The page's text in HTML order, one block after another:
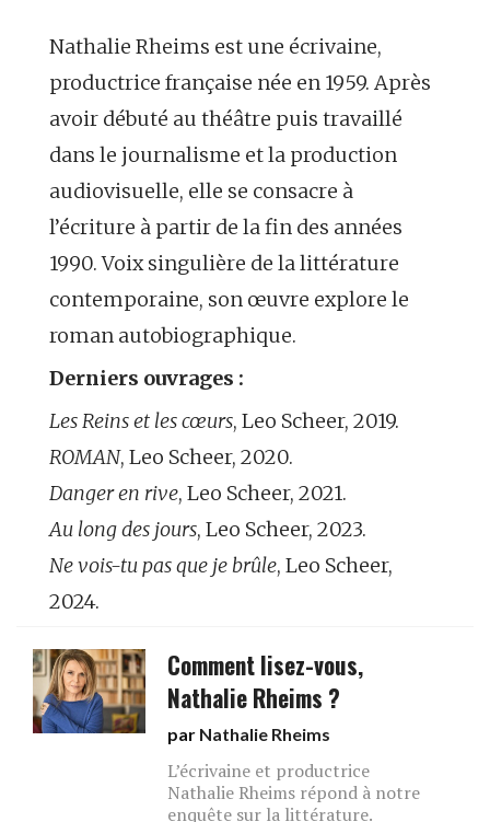
Nathalie Rheims est une écrivaine,
productrice française née en 1959. Après
avoir débuté au théâtre puis travaillé
dans le journalisme et la production
audiovisuelle, elle se consacre à
l’écriture à partir de la fin des années
1990. Voix singulière de la littérature
contemporaine, son œuvre explore le
roman autobiographique.
Derniers ouvrages :
Les Reins et les cœurs, Leo Scheer, 2019.
ROMAN, Leo Scheer, 2020.
Danger en rive, Leo Scheer, 2021.
Au long des jours, Leo Scheer, 2023.
Ne vois-tu pas que je brûle, Leo Scheer,
2024.
Comment lisez-vous,
Nathalie Rheims ?
par Nathalie Rheims
L’écrivaine et productrice
Nathalie Rheims répond à notre
enquête sur la littérature.